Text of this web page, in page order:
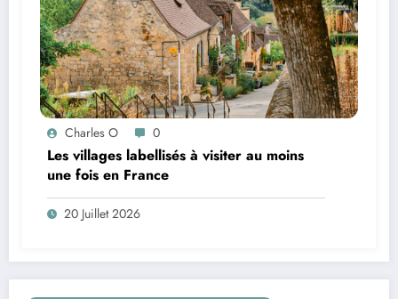
Charles O 0
Les villages labellisés à visiter au moins
une fois en France
20 Juillet 2026